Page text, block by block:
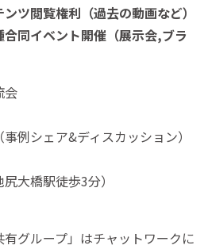
ツ閲覧権利（過去の動画など）
同イベント開催（展示会,ブラ
会
例シェア&ディスカッション）
大橋駅徒歩3分）
有グループ」はチャットワークに